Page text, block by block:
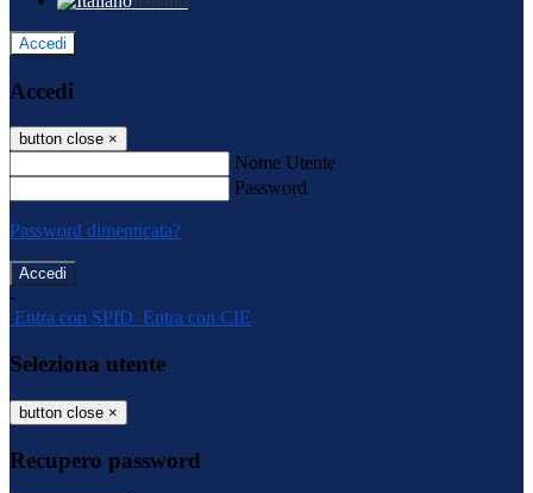
Accedi
Accedi
button close ×
Nome Utente
Password
Password dimenticata?
-
Entra con SPID Entra con CIE
Seleziona utente
button close ×
Recupero password